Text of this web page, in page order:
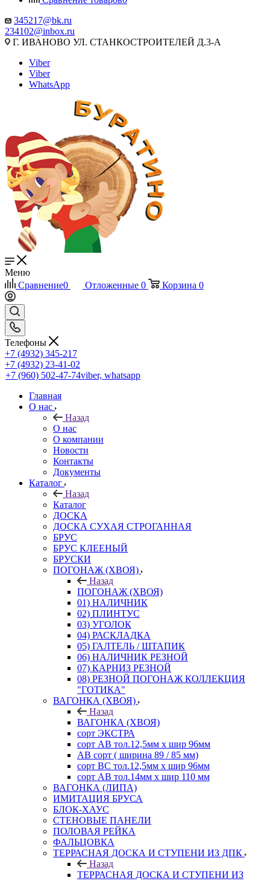
345217@bk.ru
234102@inbox.ru
Г. ИВАНОВО УЛ. СТАНКОСТРОИТЕЛЕЙ Д.3-А
Viber
Viber
WhatsApp
Меню
Сравнение0 Отложенные 0 Корзина 0
Телефоны
+7 (4932) 345-217
+7 (4932) 23-41-02
+7 (960) 502-47-74viber, whatsapp
Главная
О нас
Назад
О нас
О компании
Новости
Контакты
Документы
Каталог
Назад
Каталог
ДОСКА
ДОСКА СУХАЯ СТРОГАННАЯ
БРУС
БРУС КЛЕЕНЫЙ
БРУСКИ
ПОГОНАЖ (ХВОЯ)
Назад
ПОГОНАЖ (ХВОЯ)
01) НАЛИЧНИК
02) ПЛИНТУС
03) УГОЛОК
04) РАСКЛАДКА
05) ГАЛТЕЛЬ / ШТАПИК
06) НАЛИЧНИК РЕЗНОЙ
07) КАРНИЗ РЕЗНОЙ
08) РЕЗНОЙ ПОГОНАЖ КОЛЛЕКЦИЯ
"ГОТИКА"
ВАГОНКА (ХВОЯ)
Назад
ВАГОНКА (ХВОЯ)
сорт ЭКСТРА
сорт АВ тол.12,5мм х шир 96мм
АВ сорт ( ширина 89 / 85 мм)
сорт ВС тол.12,5мм х шир 96мм
сорт АВ тол.14мм х шир 110 мм
ВАГОНКА (ЛИПА)
ИМИТАЦИЯ БРУСА
БЛОК-ХАУС
СТЕНОВЫЕ ПАНЕЛИ
ПОЛОВАЯ РЕЙКА
ФАЛЬЦОВКА
ТЕРРАСНАЯ ДОСКА И СТУПЕНИ ИЗ ДПК
Назад
ТЕРРАСНАЯ ДОСКА И СТУПЕНИ ИЗ